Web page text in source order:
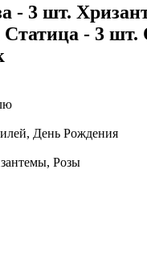
- 3 шт.
- 3
День Рождения
Розы